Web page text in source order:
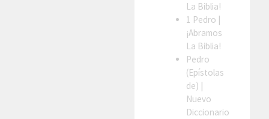
La Biblia!
1 Pedro
¡Abramos
La Biblia!
Pedro
(Epístolas
de)
Nuevo
Diccionario